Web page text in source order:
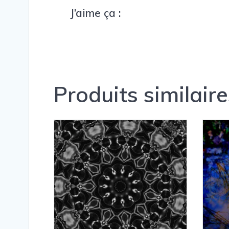
J’aime ça :
Produits